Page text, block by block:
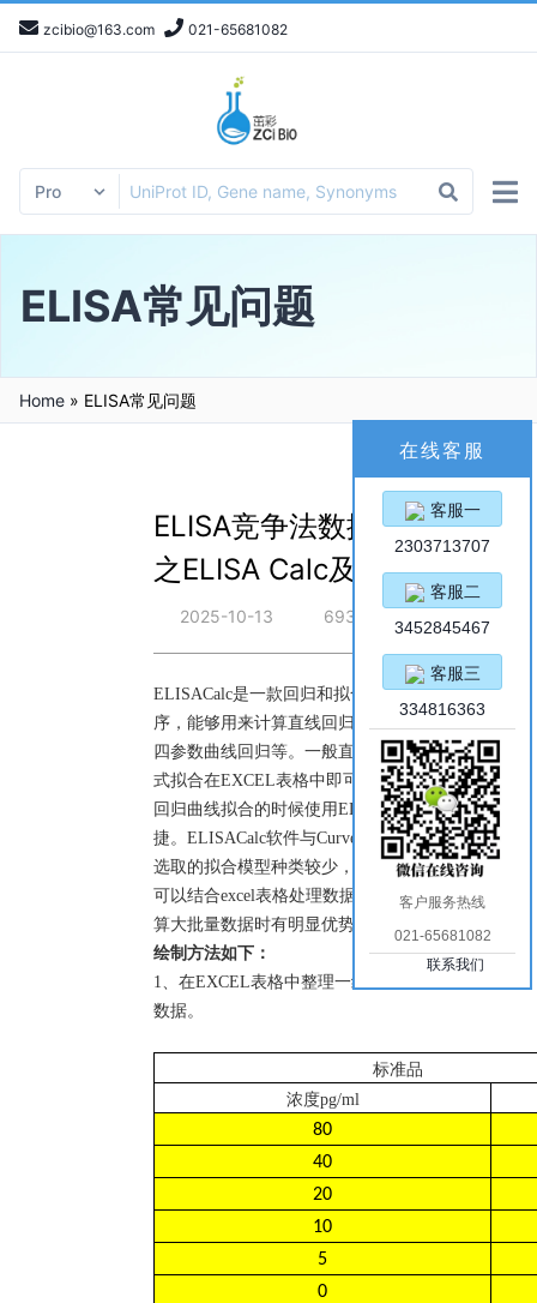
zcibio@163.com 021-65681082
ELISA常见问题
Home » ELISA常见问题
ELISA竞争法数据处理软件
之ELISA Calc及使用方法
2025-10-13 693
ELISACalc是一款回归和拟合数据的计算程
序，能够用来计算直线回归、二次曲线回归、
四参数曲线回归等。一般直线回归曲线及多项
式拟合在EXCEL表格中即可完成，建议四参数
回归曲线拟合的时候使用ELISACalc软件更便
捷。ELISACalc软件与CurveExpert相比较，能
选取的拟合模型种类较少，优点是操作简单，
可以结合excel表格处理数据方便复制粘贴，计
算大批量数据时有明显优势。
绘制方法如下：
1、在EXCEL表格中整理一组包括标曲和样本
数据。
标准品
浓度pg/ml
80
40
20
10
5
0
在线客服
客服一
2303713707
客服二
3452845467
客服三
334816363
客户服务热线
021-65681082
联系我们